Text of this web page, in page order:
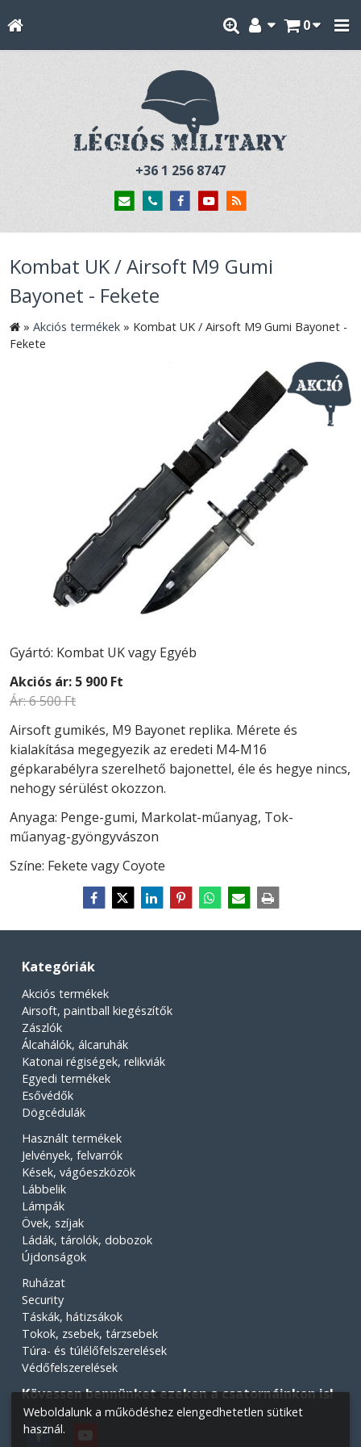
0
+36 1 256 8747
Kombat UK / Airsoft M9 Gumi
Bayonet - Fekete
» Akciós termékek » Kombat UK / Airsoft M9 Gumi Bayonet -
Fekete
Gyártó: Kombat UK vagy Egyéb
Akciós ár: 5 900 Ft
Ár:6 500 Ft
Airsoft gumikés, M9 Bayonet replika. Mérete és
kialakítása megegyezik az eredeti M4-M16
gépkarabélyra szerelhető bajonettel, éle és hegye nincs,
nehogy sérülést okozzon.
Anyaga: Penge-gumi, Markolat-műanyag, Tok-
műanyag-gyöngyvászon
Színe: Fekete vagy Coyote
Kategóriák
Akciós termékek
Airsoft, paintball kiegészítők
Zászlók
Álcahálók, álcaruhák
Katonai régiségek, relikviák
Egyedi termékek
Esővédők
Dögcédulák
Használt termékek
Jelvények, felvarrók
Kések, vágóeszközök
Lábbelik
Lámpák
Övek, szíjak
Ládák, tárolók, dobozok
Újdonságok
Ruházat
Security
Táskák, hátizsákok
Tokok, zsebek, tárzsebek
Túra- és túlélőfelszerelések
Védőfelszerelések
Kövessen bennünket ezeken a csatornáinkon is!
Weboldalunk a működéshez elengedhetetlen sütiket
használ.